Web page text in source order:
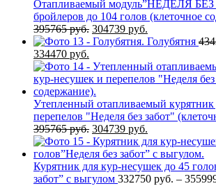
Отапливаемый модуль”НЕДЕЛЯ
бройлеров до 104 голов (клеточное
395765руб. Первоначальная
цена
395765 руб..
304739 руб.
цена:
Голубятня
Первоначальная
цена
составляла
434376 руб..
334470 руб.
цена:
334470 руб..
Утепленный отапливаемый курятник
перепелов "Неделя без забот"
395765руб. Первоначальная
цена
составляла
395765 руб..
304739 руб.
цена:
304739 руб..
Курятник для кур-несушек до 45
забот” с выгулом 332750 руб. –